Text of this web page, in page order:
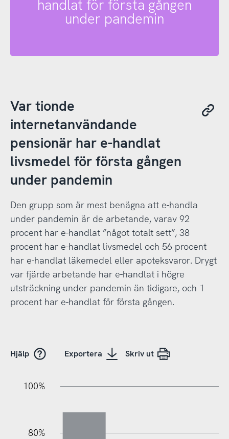
handlat för första gången
under pandemin
Var tionde
internetanvändande
pensionär har e-handlat
livsmedel för första gången
under pandemin
Den grupp som är mest benägna att e-handla
under pandemin är de arbetande, varav 92
procent har e-handlat ”något totalt sett”, 38
procent har e-handlat livsmedel och 56 procent
har e-handlat läkemedel eller apoteksvaror. Drygt
var fjärde arbetande har e-handlat i högre
utsträckning under pandemin än tidigare, och 1
procent har e-handlat för första gången.
Hjälp Exportera Skriv ut
80%
100%